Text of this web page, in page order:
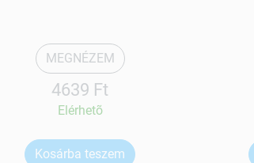
MEGNÉZEM
4639 Ft
Elérhetõ
Kosárba teszem